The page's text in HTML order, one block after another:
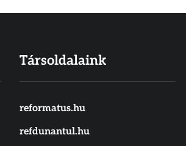
Társoldalaink
reformatus.hu
refdunantul.hu